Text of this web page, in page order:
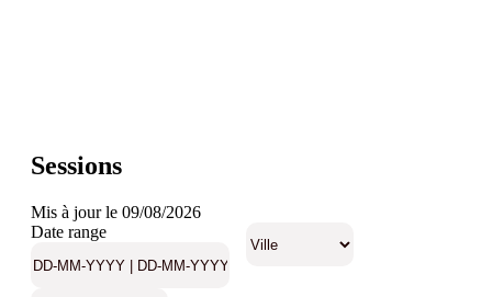
Sessions
Mis à jour le 09/08/2026
Date range